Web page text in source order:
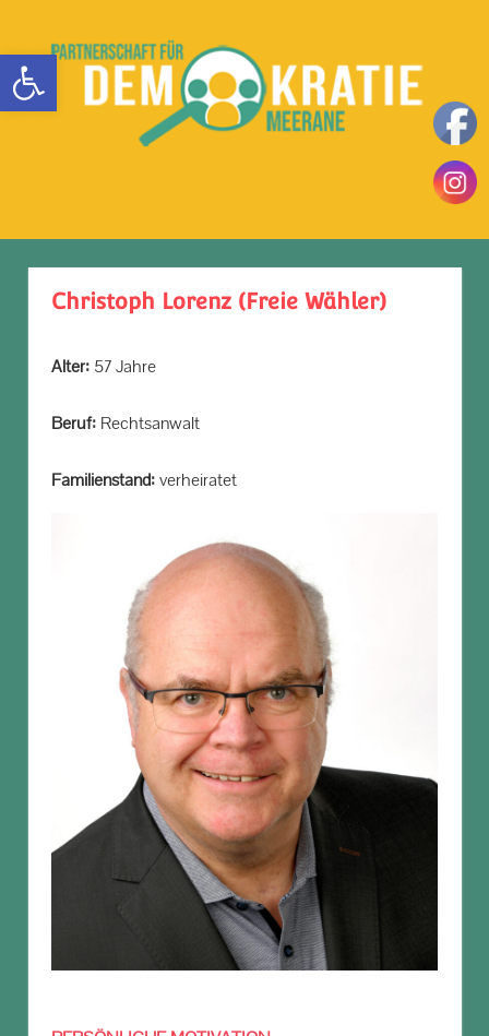
springen
Meerane
|
Christoph Lorenz (Freie Wähler)
Alter: 57 Jahre
Beruf: Rechtsanwalt
Familienstand:verheiratet
Werkzeugleiste öffnen